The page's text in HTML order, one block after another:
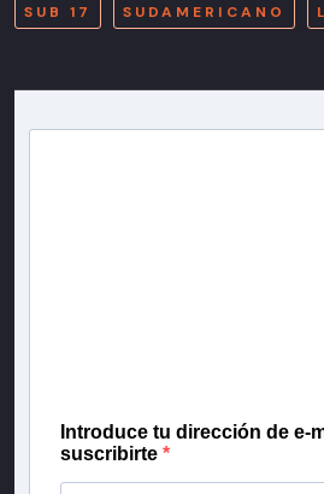
SUB 17 SUDAMERICANO
Introduce tu dirección de e-
suscribirte